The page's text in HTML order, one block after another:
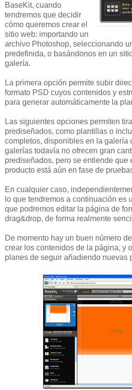
BaseKit, cuando
tendremos que decidir
cómo queremos crear el
sitio web: importando un
archivo Photoshop, seleccionando
predefinida, o basándonos en un
galería.
La primera opción permite subir
formato PSD cuyos contenidos y
para generar automáticamente la
Las siguientes opciones permiten
prediseñados, como plantillas o
completos, disponibles en la galería
galerías todavía no ofrecen gran
prediseñados, pero se entiende que
producto está aún en fase de
En cualquier caso,
lo que tendremos a continuación es
que podremos editar la página de
drag&drop, de forma realmente
De momento hay un buen número
crear los contenidos de la página, y
planes de seguir añadiendo nuevas